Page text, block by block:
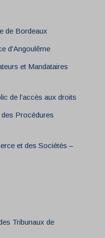
de Bordeaux
d'Angoulême
et Mandataires
de l’accès aux droits
Procédures
et des Sociétés –
Tribunaux de